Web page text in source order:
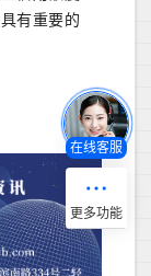
有重要的
在线客服